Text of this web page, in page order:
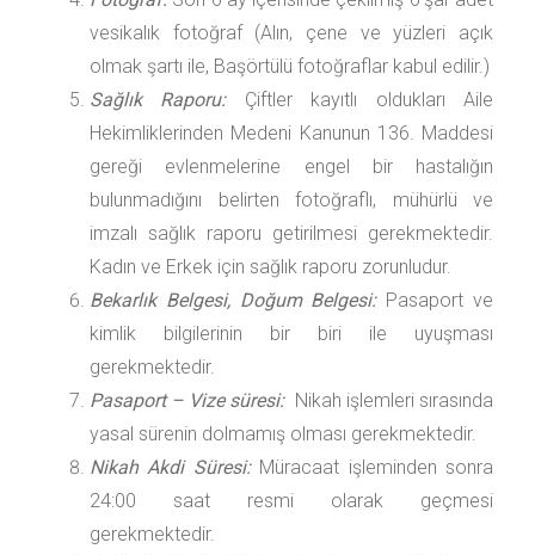
vesikalık fotoğraf (Alın, çene ve yüzleri açık
olmak şartı ile, Başörtülü fotoğraflar kabul edilir.)
Sağlık Raporu:Çiftler kayıtlı oldukları Aile
Hekimliklerinden Medeni Kanunun 136. Maddesi
gereği evlenmelerine engel bir hastalığın
bulunmadığını belirten fotoğraflı, mühürlü ve
imzalı sağlık raporu getirilmesi gerekmektedir.
Kadın ve Erkek için sağlık raporu zorunludur.
Bekarlık Belgesi, Doğum Belgesi:Pasaport ve
kimlik bilgilerinin bir biri ile uyuşması
gerekmektedir.
Pasaport – Vize süresi: Nikah işlemleri sırasında
yasal sürenin dolmamış olması gerekmektedir.
Nikah Akdi Süresi:Müracaat işleminden sonra
24:00 saat resmi olarak geçmesi
gerekmektedir.